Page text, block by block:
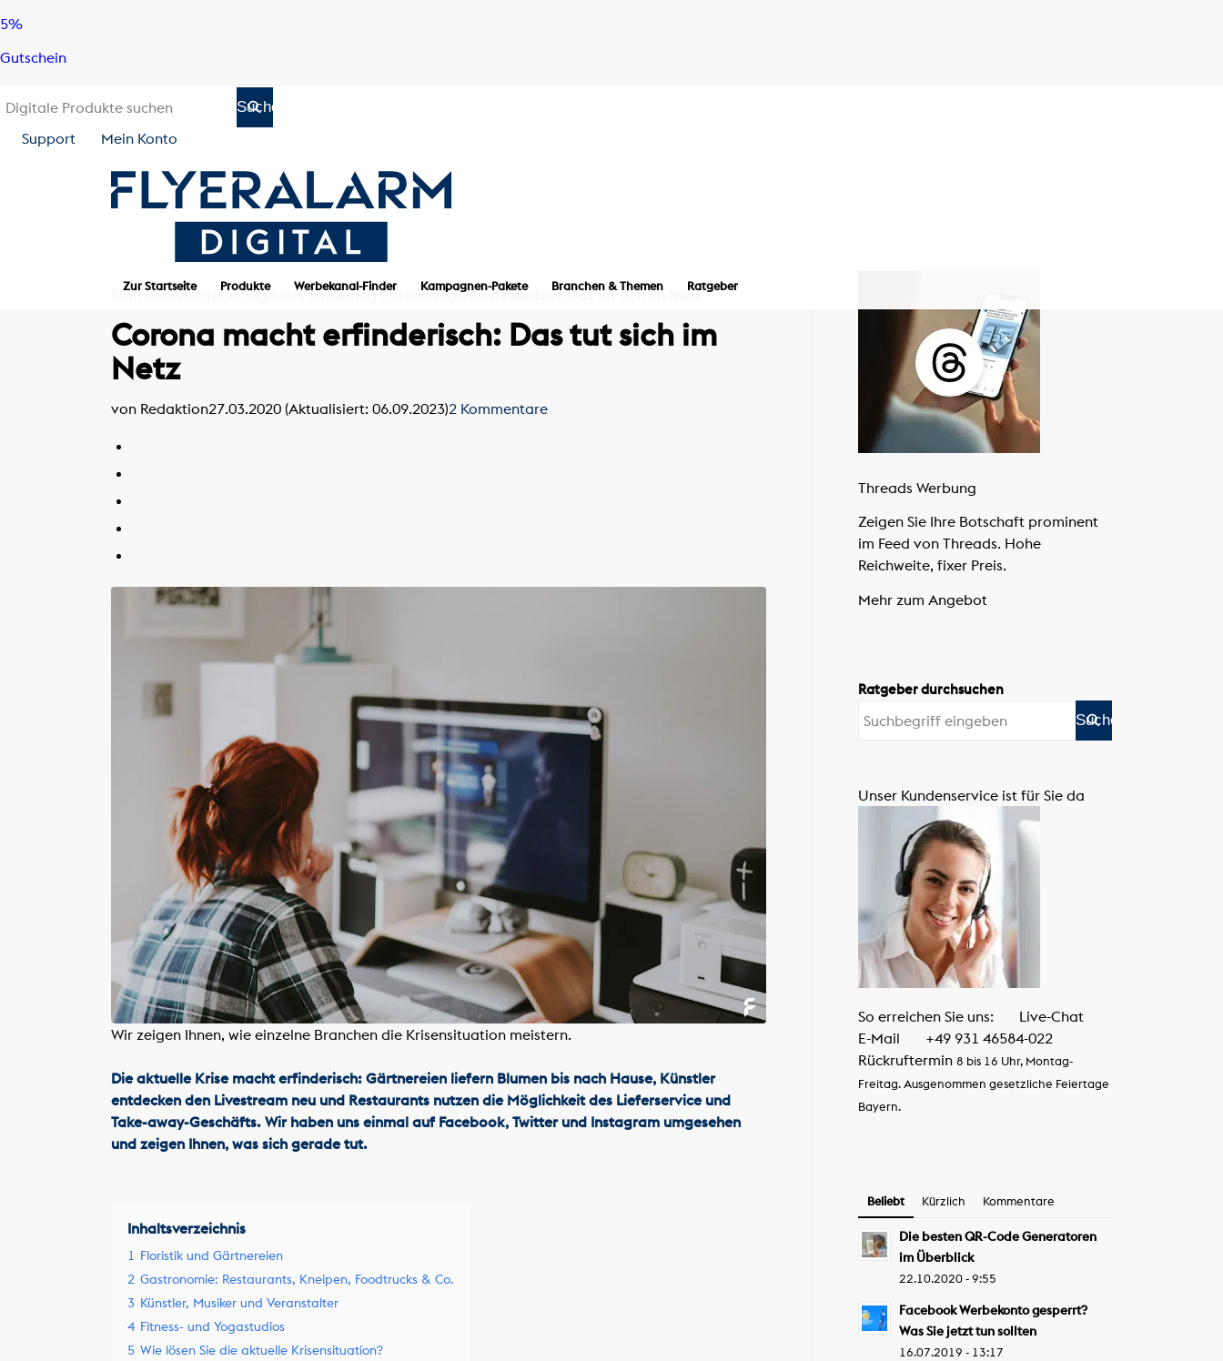
Skip
content
Skip
navigation
5%
Gutschein
Support Mein Konto
Zur Startseite Produkte Werbekanal-Finder Kampagnen-Pakete Branchen & Themen Ratgeber
Startseite Ratgeber Digitales Marketing Corona macht erfinderisch: Das tut sich im Netz
Corona macht erfinderisch: Das tut sich im
Netz
von Redaktion27.03.2020 (Aktualisiert: 06.09.2023)2 Kommentare
Wir zeigen Ihnen, wie einzelne Branchen die Krisensituation meistern.
Die aktuelle Krise macht erfinderisch: Gärtnereien liefern Blumen bis nach Hause, Künstler
entdecken den Livestream neu und Restaurants nutzen die Möglichkeit des Lieferservice und
Take-away-Geschäfts. Wir haben uns einmal auf Facebook, Twitter und Instagram umgesehen
und zeigen Ihnen, was sich gerade tut.
Inhaltsverzeichnis
1 Floristik und Gärtnereien
2 Gastronomie: Restaurants, Kneipen, Foodtrucks & Co.
3 Künstler, Musiker und Veranstalter
4 Fitness- und Yogastudios
5 Wie lösen Sie die aktuelle Krisensituation?
Threads Werbung
Zeigen Sie Ihre Botschaft prominent
im Feed von Threads. Hohe
Reichweite, fixer Preis.
Mehr zum Angebot
Ratgeber durchsuchen
Unser Kundenservice ist für Sie da
So erreichen Sie uns:
Live-Chat
E-Mail
+49 931 46584-022
Rückruftermin 8 bis 16 Uhr, Montag-
Freitag. Ausgenommen gesetzliche Feiertage
Bayern.
Beliebt Kürzlich Kommentare
Die besten QR-Code Generatoren
im Überblick
22.10.2020 - 9:55
Facebook Werbekonto gesperrt?
Was Sie jetzt tun sollten
16.07.2019 - 13:17